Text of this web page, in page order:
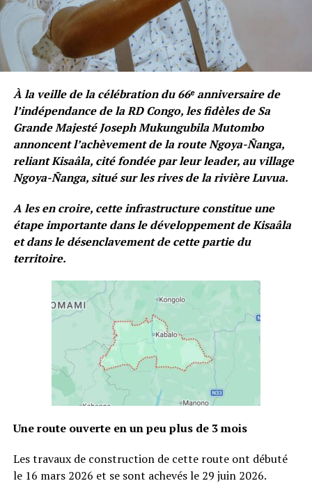
À la veille de la célébration du 66ᵉ anniversaire de
l’indépendance de la RD Congo, les fidèles de Sa
Grande Majesté Joseph Mukungubila Mutombo
annoncent l’achèvement de la route Ngoya-Ñanga,
reliant Kisaâla, cité fondée par leur leader, au village
Ngoya-Ñanga, situé sur les rives de la rivière Luvua.
A les en croire, cette infrastructure constitue une
étape importante dans le développement de Kisaâla
et dans le désenclavement de cette partie du
territoire.
Une route ouverte en un peu plus de 3 mois
Les travaux de construction de cette route ont débuté
le 16 mars 2026 et se sont achevés le 29 juin 2026.